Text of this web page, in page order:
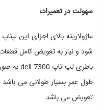
سهولت در تعمیرات
ماژولاریته بالای اجزای این
شود و نیاز به تعویض کامل
طول عمر بسیار طولانی می باشد
تعویض می باشد